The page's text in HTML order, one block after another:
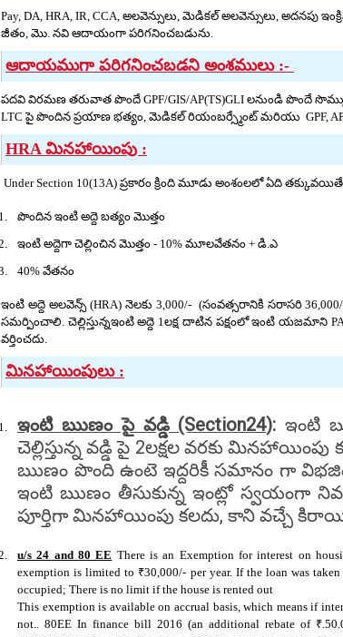
Pay, DA, HRA, IR, CCA, అలవెన్సులు, మెడికల్ అలవెన్సులు,
జీతం, మొ. నవి ఆదాయంగా పరిగనించబడును.
ఆదాయముగా పరిగనించబడని అంశములు :-
పదవి విరమణ తరువాత పొందే GPF/GIS/AP(TS)GLI లనుండి పొందే
LTC పై పొందిన ప్రయాణ భత్యం, మెడికల్ రియంబర్స్మేంట్ మరియు GPF,
HRA మినహాయింపు :
Under Section 10(13A) ప్రకారం క్రింది మూడు అంశంలలో ఏది
పొందిన ఇంటి అద్దె బత్యం మొత్తం
ఇంటి అద్దెగా చెల్లించిన మొత్తం - 10% మూలవేతనం + డి.ఎ
40% వేతనం
ఇంటి అద్దె అలవెన్స్ (HRA) నెలకు 3,000/- (సంవత్సరానికి సరాసరి
సమర్పించాలి. చెల్లిస్తున్నఇంటి అద్దె 1లక్ష దాటిన పక్షంలో ఇంటి యజమాని
వర్తించదు.
మినహాయింపులు :
ఇంటి ఋణం పై వడ్డి (Section24):ఇంటి
చెల్లిస్తున్న వడ్డి పై 2లక్షల వరకు
ఋణం పొంది ఉంటె ఇద్దరికీ సమానం గా
ఇంటి ఋణం తీసుకున్న ఇంట్లో స్వయంగా
పూర్తిగా మినహాయింపు కలదు, కాని వచ్చే
u/s 24 and 80 EE There is an Exemption for interest on
exemption is limited to ₹30,000/- per year. If the loan was
occupied; There is no limit if the house is rented out
This exemption is available on accrual basis, which means if
not.. 80EE In finance bill 2016 (an additional rebate of